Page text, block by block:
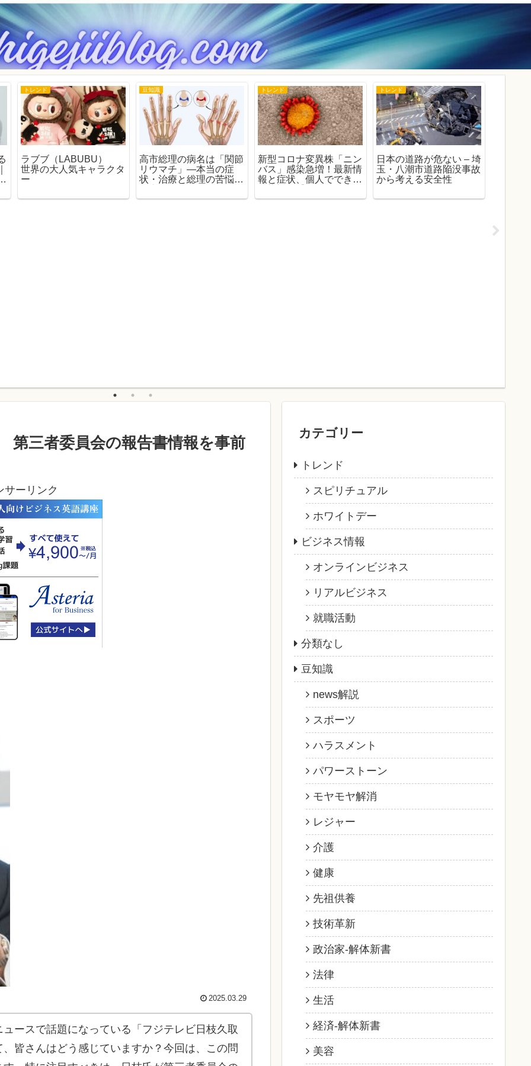
トレンド
ラブブ（LABUBU）
世界の大人気キャラクタ
ー
豆知識
高市総理の病名は「関節
リウマチ」―本当の症
状・治療と総理の苦悩を
トレンド
新型コロナ変異株「ニン
バス」感染急増！最新情
報と症状、個人でできる
新】
トレンド
日本の道路が危ない – 埼
玉・八潮市道路陥没事故
から考える安全性
三者委員会の報告書情報を事前
サーリンク
2025.03.29
ースで話題になっている「フジテレビ日枝久取
皆さんはどう感じていますか？今回は、この問
カテゴリー
トレンド
スピリチュアル
ホワイトデー
ビジネス情報
オンラインビジネス
リアルビジネス
就職活動
分類なし
豆知識
news解説
スポーツ
ハラスメント
パワーストーン
モヤモヤ解消
レジャー
介護
健康
先祖供養
技術革新
政治家‐解体新書
法律
生活
経済‐解体新書
美容